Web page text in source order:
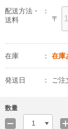
配送方法・
送料
〒
在庫 在庫
発送日 ご注
数量
1